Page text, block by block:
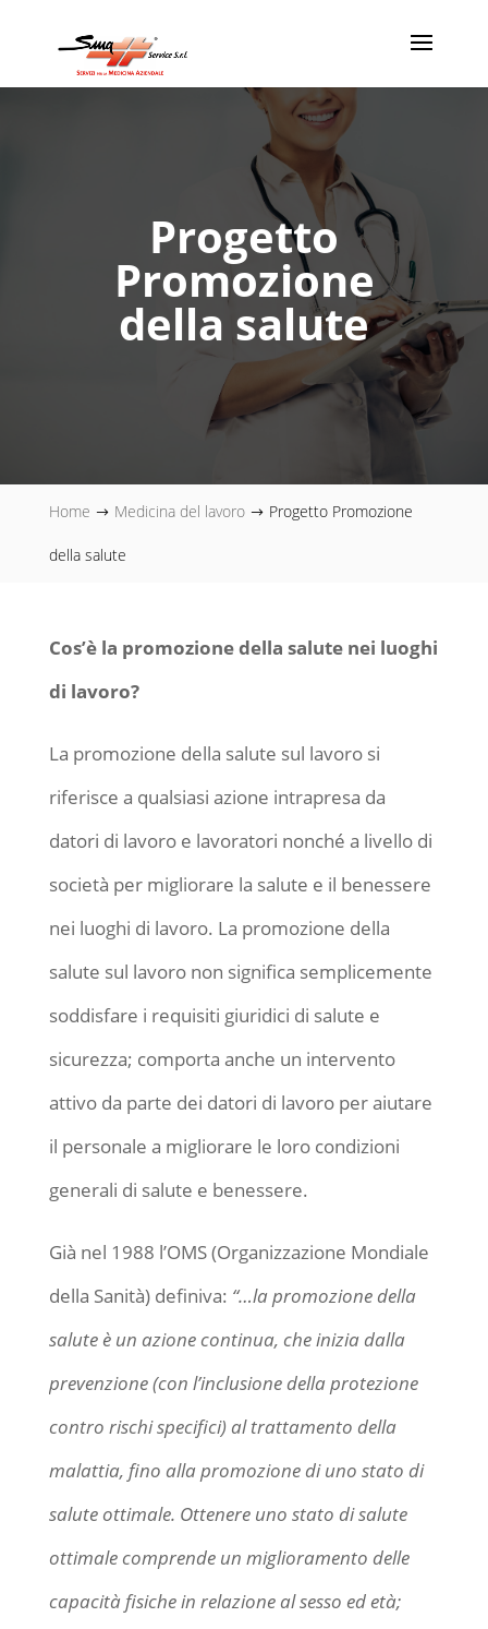
Progetto
Promozione
della salute
Home $ Medicina del lavoro $ Progetto Promozione
della salute
Cos’è la promozione della salute nei luoghi
di lavoro?
La promozione della salute sul lavoro si
riferisce a qualsiasi azione intrapresa da
datori di lavoro e lavoratori nonché a livello di
società per migliorare la salute e il benessere
nei luoghi di lavoro. La promozione della
salute sul lavoro non significa semplicemente
soddisfare i requisiti giuridici di salute e
sicurezza; comporta anche un intervento
attivo da parte dei datori di lavoro per aiutare
il personale a migliorare le loro condizioni
generali di salute e benessere.
Già nel 1988 l’OMS (Organizzazione Mondiale
della Sanità) definiva: “…la promozione della
salute è un azione continua, che inizia dalla
prevenzione (con l’inclusione della protezione
contro rischi specifici) al trattamento della
malattia, fino alla promozione di uno stato di
salute ottimale. Ottenere uno stato di salute
ottimale comprende un miglioramento delle
capacità fisiche in relazione al sesso ed età;